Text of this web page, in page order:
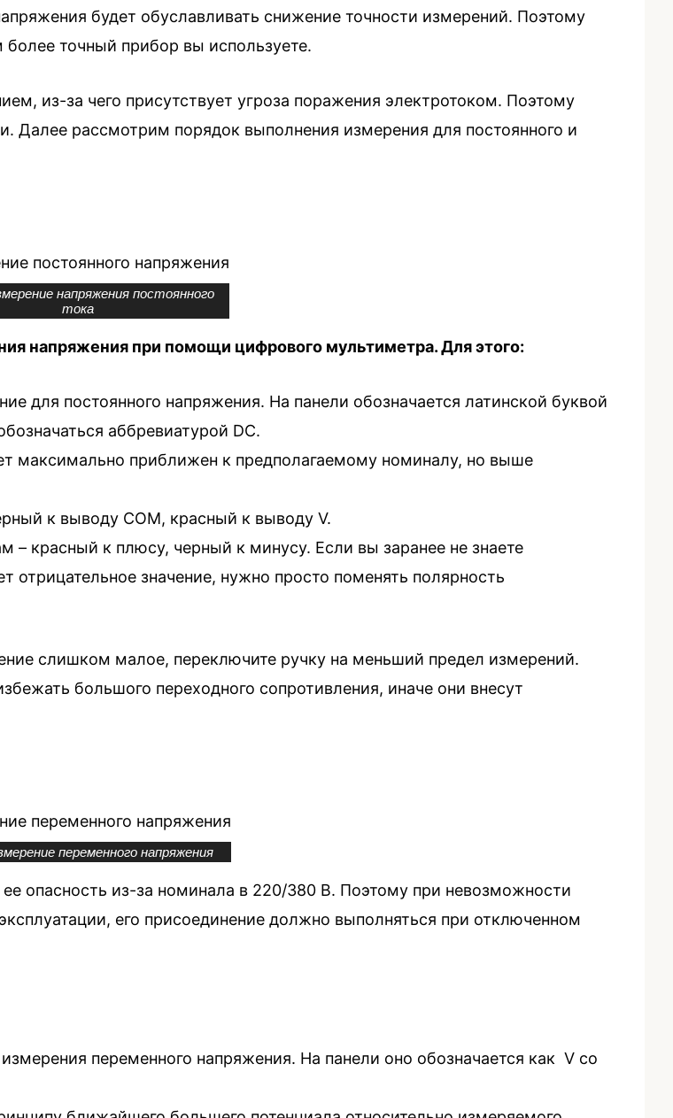
будет обуславливать снижение точности измерений. Поэтому
точный прибор вы используете.
из-за чего присутствует угроза поражения электротоком. Поэтому
рассмотрим порядок выполнения измерения для постоянного и
напряжения постоянного
тока
напряжения при помощи цифрового мультиметра. Для этого:
для постоянного напряжения. На панели обозначается латинской буквой
аббревиатурой DC.
максимально приближен к предполагаемому номиналу, но выше
к выводу COM, красный к выводу V.
красный к плюсу, черный к минусу. Если вы заранее не знаете
отрицательное значение, нужно просто поменять полярность
слишком малое, переключите ручку на меньший предел измерений.
большого переходного сопротивления, иначе они внесут
переменного напряжения
опасность из-за номинала в 220/380 В. Поэтому при невозможности
его присоединение должно выполняться при отключенном
переменного напряжения. На панели оно обозначается как V со